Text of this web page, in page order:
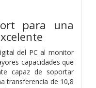
para una
del PC al monitor
capacidades que
capaz de soportar
transferencia de 10,8